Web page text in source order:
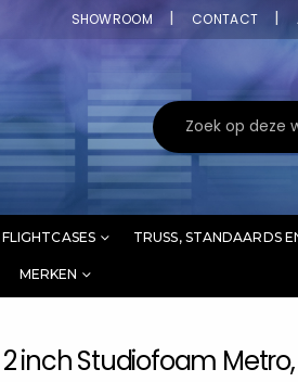
SHOWROOM CONTACT
FLIGHTCASES TRUSS, STANDAARDS
MERKEN
2 inch Studiofoam Metro,